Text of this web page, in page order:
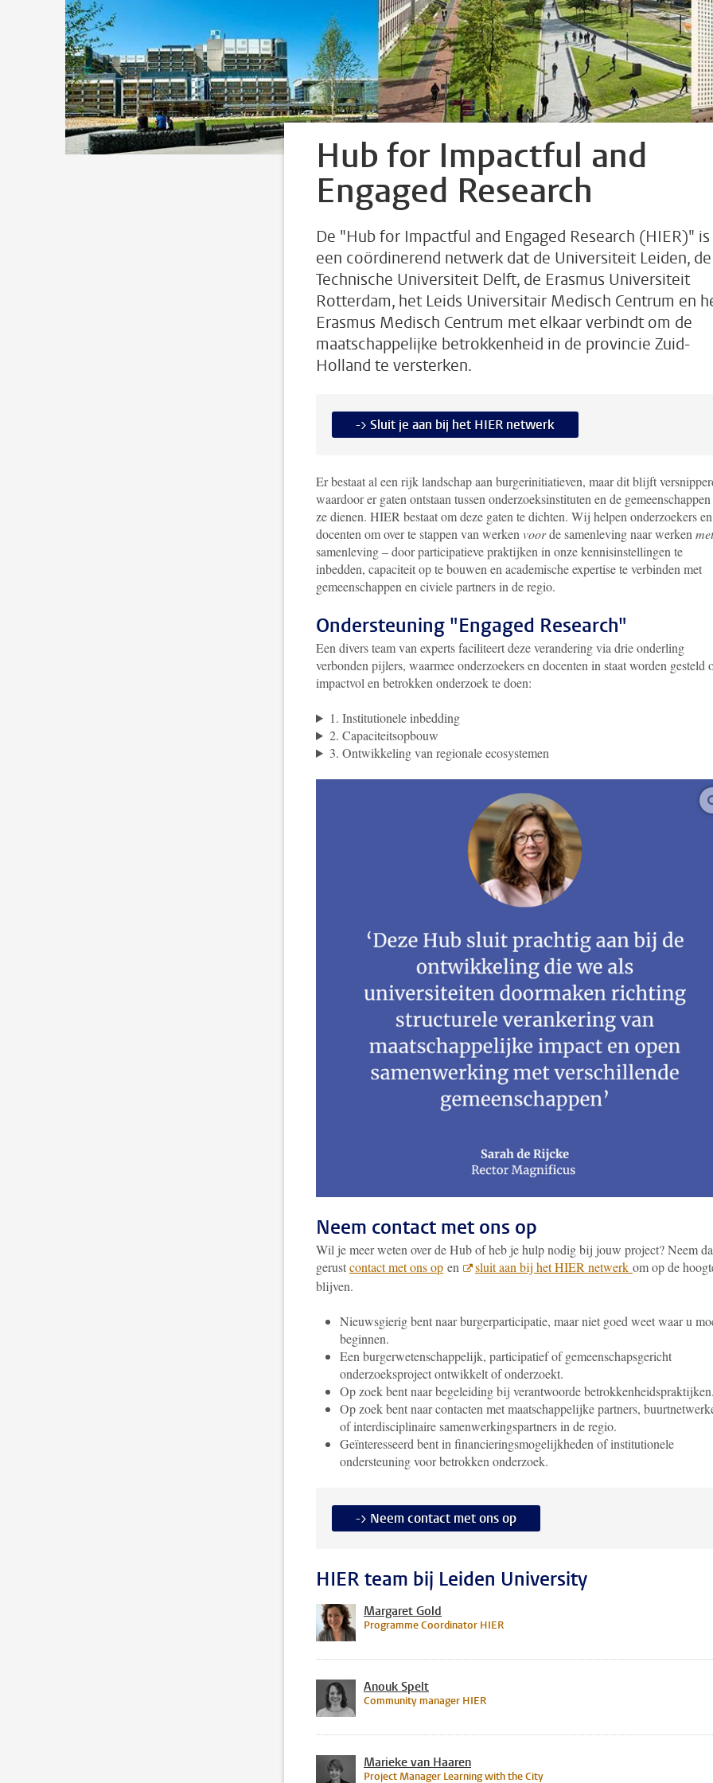
Hub for Impactful and
Engaged Research
De "Hub for Impactful and Engaged Research (HIER)" is
een coördinerend netwerk dat de Universiteit Leiden, de
Technische Universiteit Delft, de Erasmus Universiteit
Rotterdam, het Leids Universitair Medisch Centrum en
Erasmus Medisch Centrum met elkaar verbindt om de
maatschappelijke betrokkenheid in de provincie Zuid-
Holland te versterken.
-> Sluit je aan bij het HIER netwerk
Er bestaat al een rijk landschap aan burgerinitiatieven, maar dit blijft
waardoor er gaten ontstaan tussen onderzoeksinstituten en de
ze dienen. HIER bestaat om deze gaten te dichten. Wij helpen onderzoekers en
docenten om over te stappen van werken voorde samenleving naar werken met
samenleving – door participatieve praktijken in onze kennisinstellingen te
inbedden, capaciteit op te bouwen en academische expertise te verbinden met
gemeenschappen en civiele partners in de regio.
Ondersteuning "Engaged Research"
Een divers team van experts faciliteert deze verandering via drie onderling
verbonden pijlers, waarmee onderzoekers en docenten in staat worden gesteld
impactvol en betrokken onderzoek te doen:
1. Institutionele inbedding
2. Capaciteitsopbouw
3. Ontwikkeling van regionale ecosystemen
Neem contact met ons op
Wil je meer weten over de Hub of heb je hulp nodig bij jouw project? Neem
gerustcontact met ons op en sluit aan bij het HIER netwerk om op de
blijven.
Nieuwsgierig bent naar burgerparticipatie, maar niet goed weet waar u
beginnen.
Een burgerwetenschappelijk, participatief of gemeenschapsgericht
onderzoeksproject ontwikkelt of onderzoekt.
Op zoek bent naar begeleiding bij verantwoorde betrokkenheidspraktijken.
Op zoek bent naar contacten met maatschappelijke partners,
of interdisciplinaire samenwerkingspartners in de regio.
Geïnteresseerd bent in financieringsmogelijkheden of institutionele
ondersteuning voor betrokken onderzoek.
-> Neem contact met ons op
HIER team bij Leiden University
Margaret Gold
Programme Coordinator HIER
Anouk Spelt
Community manager HIER
Marieke van Haaren
Project Manager Learning with the City